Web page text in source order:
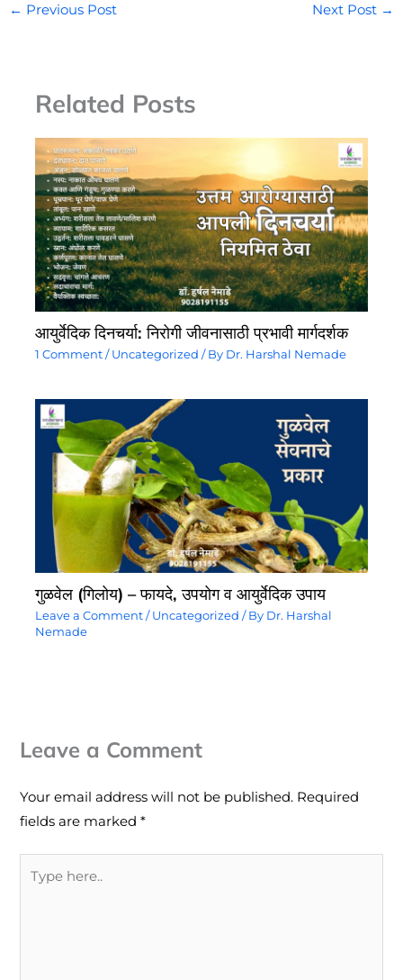
← Previous Post Next Post →
Related Posts
आयुर्वेदिक दिनचर्या: निरोगी जीवनासाठी प्रभावी मार्गदर्शक
1 Comment / Uncategorized / By Dr. Harshal Nemade
गुळवेल (गिलोय) – फायदे, उपयोग व आयुर्वेदिक उपाय
Leave a Comment / Uncategorized / By Dr. Harshal
Nemade
Leave a Comment
Your email address will not be published. Required
fields are marked*
here..